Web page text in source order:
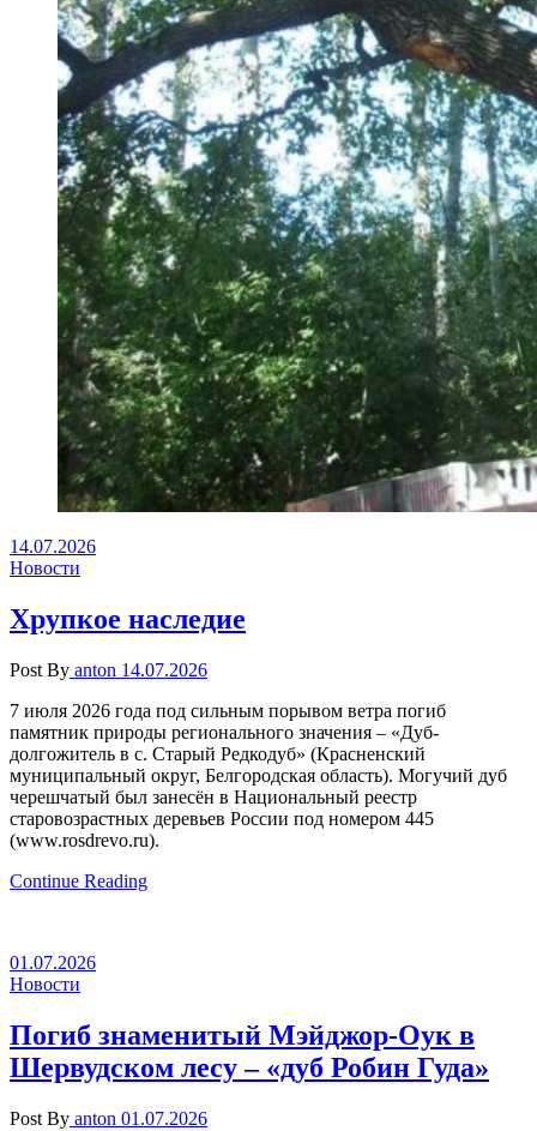
14.07.2026
Новости
Хрупкое наследие
Post By anton 14.07.2026
7 июля 2026 года под сильным порывом ветра погиб
памятник природы регионального значения – «Дуб-
долгожитель в с. Старый Редкодуб» (Красненский
муниципальный округ, Белгородская область). Могучий дуб
черешчатый был занесён в Национальный реестр
старовозрастных деревьев России под номером 445
(www.rosdrevo.ru).
Continue Reading
01.07.2026
Новости
Погиб знаменитый Мэйджор-Оук в
Шервудском лесу – «дуб Робин Гуда»
Post By anton 01.07.2026